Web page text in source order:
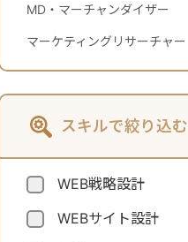
MD・マーチャンダイザー
マーケティングリサーチャー
スキルで絞り込む
WEB戦略設計
WEBサイト設計